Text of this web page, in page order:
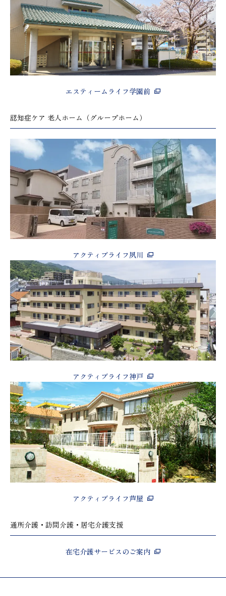
エスティームライフ学園前
認知症ケア 老人ホーム（グループホーム）
アクティブライフ夙川
アクティブライフ神戸
アクティブライフ芦屋
通所介護・訪問介護・居宅介護支援
在宅介護サービスのご案内